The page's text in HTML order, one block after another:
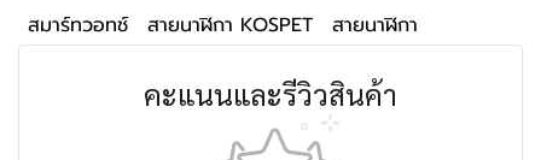
สมาร์ทวอทช์ สายนาฬิกา KOSPET สายนาฬิกา
คะแนนและรีวิวสินค้า